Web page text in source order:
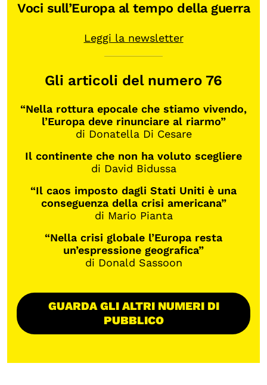
Voci sull’Europa al tempo della guerra
Leggi la newsletter
Gli articoli del numero 76
“Nella rottura epocale che stiamo vivendo,
l’Europa deve rinunciare al riarmo”
di Donatella Di Cesare
Il continente che non ha voluto scegliere
di David Bidussa
“Il caos imposto dagli Stati Uniti è una
conseguenza della crisi americana”
di Mario Pianta
“Nella crisi globale l’Europa resta
un’espressione geografica”
di Donald Sassoon
GUARDA GLI ALTRI NUMERI DI
PUBBLICO